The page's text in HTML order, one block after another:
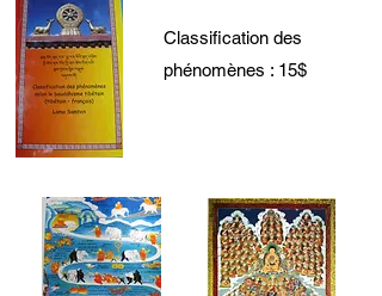
Classification des
phénomènes : 15$